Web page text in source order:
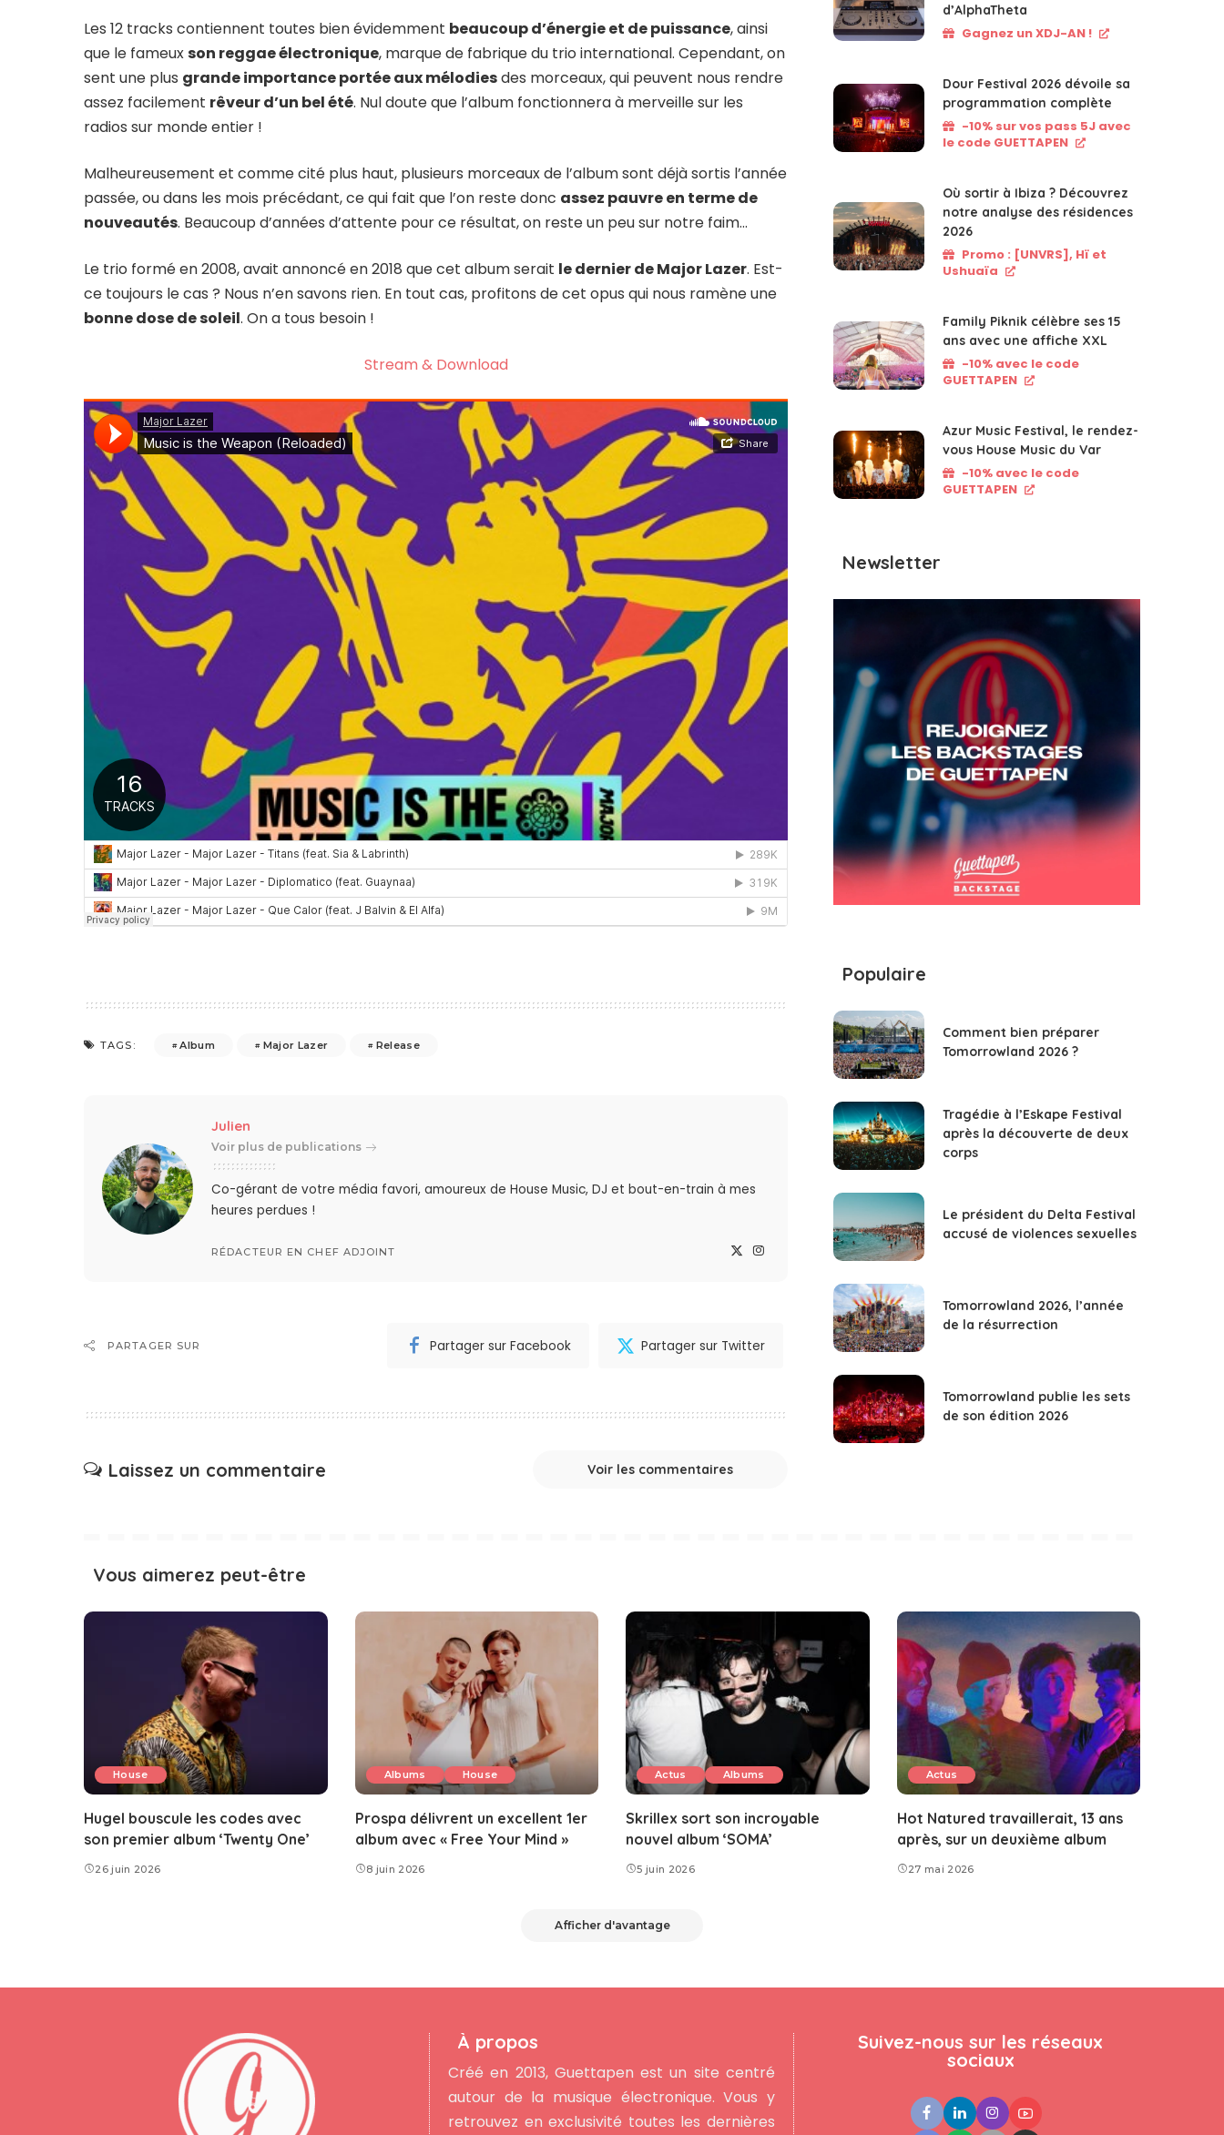
Les 12 tracks contiennent toutes bien évidemment beaucoup d’énergie et de puissance, ainsi
que le fameuxson reggae électronique, marque de fabrique du trio international. Cependant, on
sent une plus grande importance portée aux mélodiesdes morceaux, qui peuvent nous rendre
assez facilement rêveur d’un bel été. Nul doute que l’album fonctionnera à merveille sur les
radios sur monde entier !
Malheureusement et comme cité plus haut, plusieurs morceaux de l’album sont déjà sortis l’année
passée, ou dans les mois précédant, ce qui fait que l’on reste donc assez pauvre en terme de
nouveautés. Beaucoup d’années d’attente pour ce résultat, on reste un peu sur notre faim…
Le trio formé en 2008, avait annoncé en 2018 que cet album serait le dernier de Major Lazer. Est-
ce toujours le cas ? Nous n’en savons rien. En tout cas, profitons de cet opus qui nous ramène une
bonne dose de soleil. On a tous besoin !
Stream & Download
TAGS: Album Major Lazer Release
Julien
Voir plus de publications
Co-gérant de votre média favori, amoureux de House Music, DJ et bout-en-train à mes
heures perdues !
RÉDACTEUR EN CHEF ADJOINT
PARTAGER SUR Partager sur Facebook Partager sur Twitter
Laissez un commentaire Voir les commentaires
d’AlphaTheta
Gagnez un XDJ-AN !
Dour Festival 2026 dévoile sa
programmation complète
-10% sur vos pass 5J avec
le code GUETTAPEN
Où sortir à Ibiza ? Découvrez
notre analyse des résidences
2026
Promo : [UNVRS], Hï et
Ushuaïa
Family Piknik célèbre ses 15
ans avec une affiche XXL
-10% avec le code
GUETTAPEN
Azur Music Festival, le rendez-
vous House Music du Var
-10% avec le code
GUETTAPEN
Newsletter
Populaire
Comment bien préparer
Tomorrowland 2026 ?
Tragédie à l’Eskape Festival
après la découverte de deux
corps
Le président du Delta Festival
accusé de violences sexuelles
Tomorrowland 2026, l’année
de la résurrection
Tomorrowland publie les sets
de son édition 2026
Vous aimerez peut-être
House
Hugel bouscule les codes avec
son premier album ‘Twenty One’
26 juin 2026
Albums House
Prospa délivrent un excellent 1er
album avec « Free Your Mind »
8 juin 2026
Actus Albums
Skrillex sort son incroyable
nouvel album ‘SOMA’
5 juin 2026
Actus
Hot Natured travaillerait, 13 ans
après, sur un deuxième album
27 mai 2026
Afficher d'avantage
À propos
Créé en 2013, Guettapen est un site centré
autour de la musique électronique. Vous y
retrouvez en exclusivité toutes les dernières
Suivez-nous sur les réseaux
sociaux